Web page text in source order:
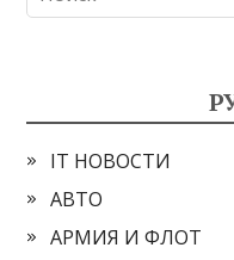
IT НОВОСТИ
АВТО
АРМИЯ И ФЛОТ